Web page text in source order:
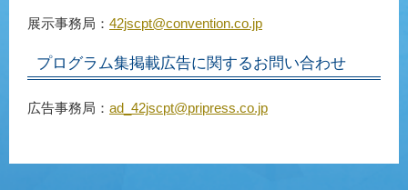
展示事務局： 42jscpt@convention.co.jp
プログラム集掲載広告に関するお問い合わせ
広告事務局： ad_42jscpt@pripress.co.jp